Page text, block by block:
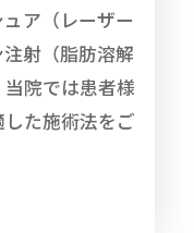
ア（レーザー
射（脂肪溶解
院では患者様
た施術法をご